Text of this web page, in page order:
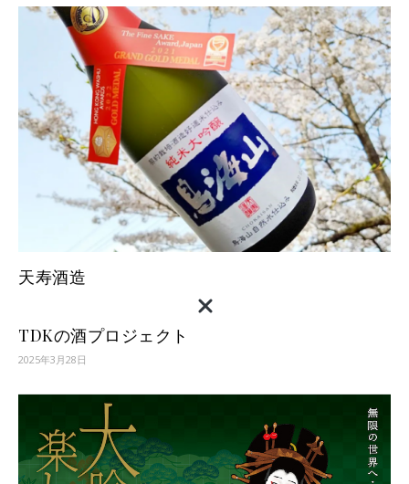
天寿酒造
TDKの酒プロジェクト
2025年3月28日